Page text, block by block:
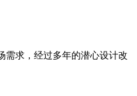
需求，经过多年的潜心设计改